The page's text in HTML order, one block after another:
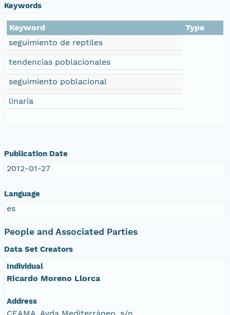
Keywords
Keyword
Type
seguimiento de reptiles
tendencias poblacionales
seguimiento poblacional
linaria
Publication Date
2012-01-27
Language
es
People and Associated Parties
Data Set Creators
Individual
Ricardo Moreno Llorca
Address
CEAMA. Avda Mediterráneo, s/n,